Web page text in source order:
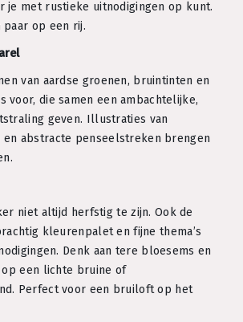
je met rustieke uitnodigingen op kunt.
op een rij.
van aardse groenen, bruintinten en
voor, die samen een ambachtelijke,
geven. Illustraties van
en abstracte penseelstreken brengen
niet altijd herfstig te zijn. Ook de
kleurenpalet en fijne thema’s
Denk aan tere bloesems en
een lichte bruine of
Perfect voor een bruiloft op het